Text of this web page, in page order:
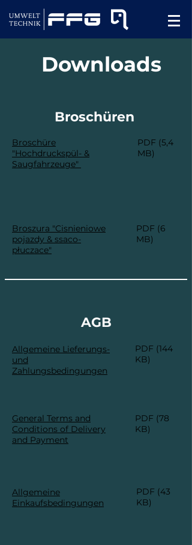
Downloads
Broschüren
Broschüre
"Hochdruckspül- &
Saugfahrzeuge"
PDF (5,4
MB)
Broszura "Cisnieniowe
pojazdy & ssaco-
płuczace"
PDF (6
MB)
AGB
Allgemeine Lieferungs-
und
Zahlungsbedingungen
PDF (144
KB)
General Terms and
Conditions of Delivery
and Payment
PDF (78
KB)
Allgemeine
Einkaufsbedingungen
PDF (43
KB)